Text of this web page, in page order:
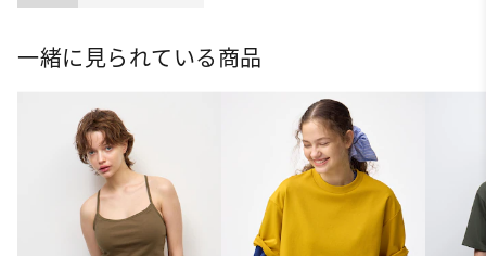
ト
一緒に見られている商品